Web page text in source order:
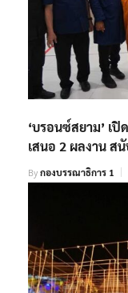
‘บรอนซ์สยาม’ เ
เสนอ 2 ผลงาน ส
Byกองบรรณาธิการ 1